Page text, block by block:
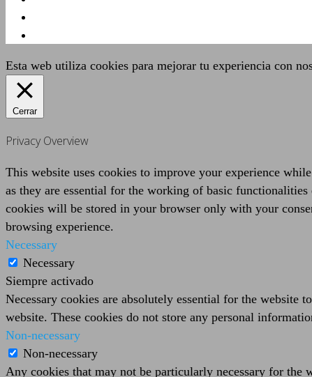
Esta web utiliza cookies para mejorar tu experiencia con
Cerrar
Privacy Overview
This website uses cookies to improve your experience
as they are essential for the working of basic
cookies will be stored in your browser only with your
browsing experience.
Necessary
Necessary
Siempre activado
Necessary cookies are absolutely essential for the
website. These cookies do not store any personal
Non-necessary
Non-necessary
Any cookies that may not be particularly necessary for the